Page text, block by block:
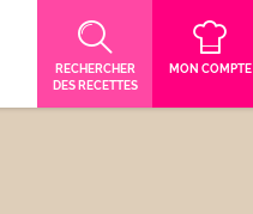
RECHERCHER
DES RECETTES
MON COMPTE